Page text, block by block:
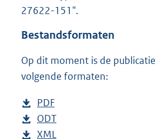
:
27622-151".
Bestandsformaten
Op dit moment is de
volgende formaten:
D
o
w
PDF
e
s
D
o
ODT
D
XML